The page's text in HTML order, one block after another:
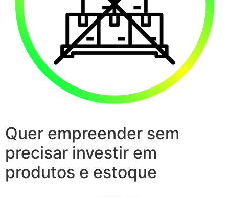
Quer empreender sem
precisar investir em
produtos e estoque